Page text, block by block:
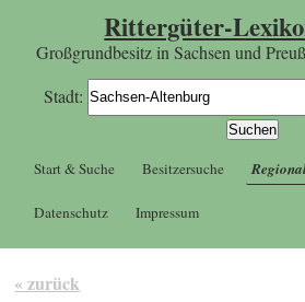
Rittergüter-
Großgrundbesitz in Sachsen und
Stadt:
Start & Suche Besitzersuche
Datenschutz Impressum
« zurück